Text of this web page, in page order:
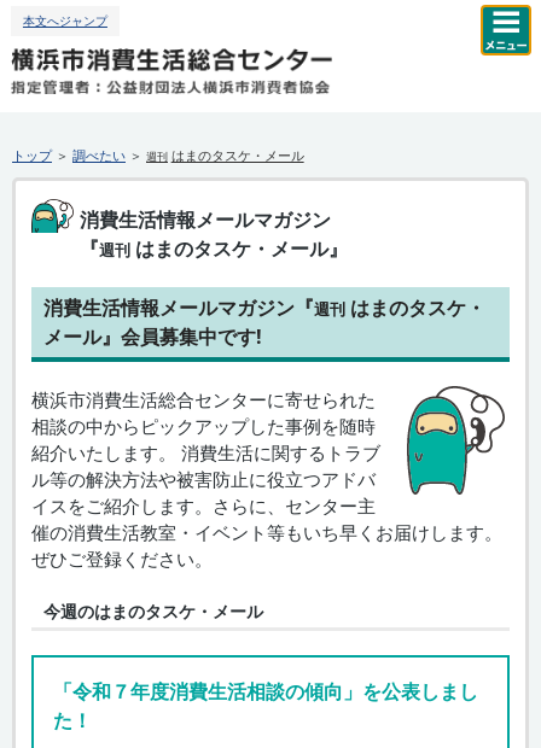
本文へジャンプ
トップ＞ 調べたい ＞ 週刊 はまのタスケ・メール
消費生活情報メールマガジン
『週刊 はまのタスケ・メール』
消費生活情報メールマガジン『週刊 はまのタスケ・
メール』会員募集中です!
横浜市消費生活総合センターに寄せられた
相談の中からピックアップした事例を随時
紹介いたします。 消費生活に関するトラブ
ル等の解決方法や被害防止に役立つアドバ
イスをご紹介します。さらに、センター主
催の消費生活教室・イベント等もいち早くお届けします。
ぜひご登録ください。
今週のはまのタスケ・メール
「令和７年度消費生活相談の傾向」を公表しまし
た！